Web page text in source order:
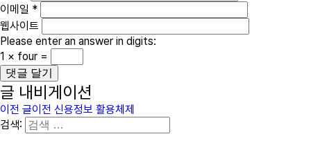
이메일 *
웹사이트
Please enter an answer in digits:
1 × four =
글 내비게이션
이전 글이전 신용정보 활용체제
검색: